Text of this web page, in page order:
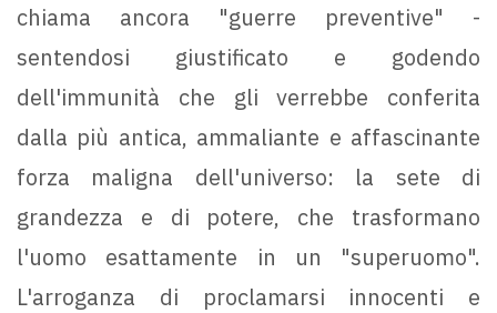
chiama ancora "guerre preventive" -
sentendosi giustificato e godendo
dell'immunità che gli verrebbe conferita
dalla più antica, ammaliante e affascinante
forza maligna dell'universo: la sete di
grandezza e di potere, che trasformano
l'uomo esattamente in un "superuomo".
L'arroganza di proclamarsi innocenti e